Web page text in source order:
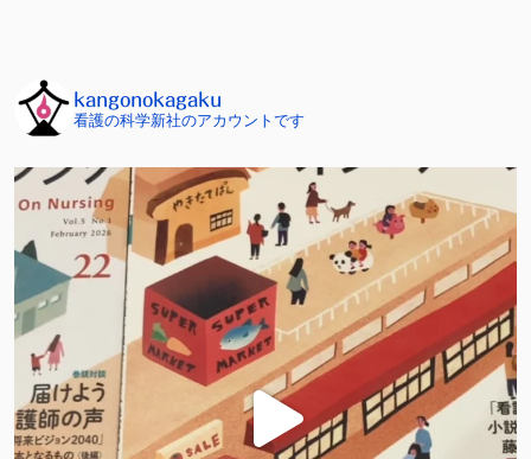
kangonokagaku
看護の科学新社のアカウントです